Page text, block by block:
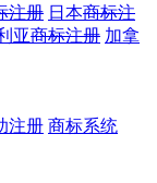
注册 日本商标注
亚商标注册 加拿
注册 商标系统